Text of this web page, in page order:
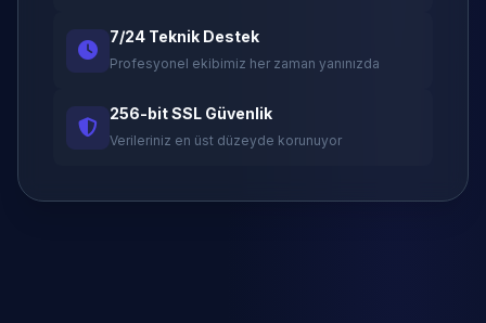
7/24 Teknik Destek
Profesyonel ekibimiz her zaman yanınızda
256-bit SSL Güvenlik
Verileriniz en üst düzeyde korunuyor